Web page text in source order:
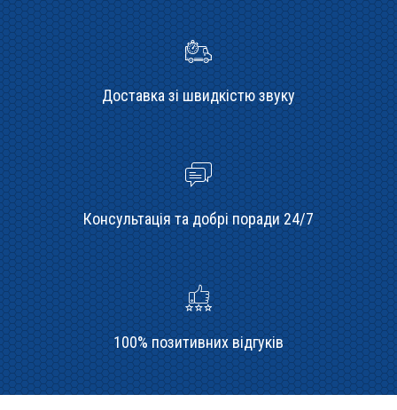
Доставка зі швидкістю звуку
Консультація та добрі поради 24/7
100% позитивних відгуків